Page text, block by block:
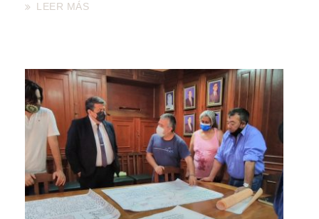
LEER MÁS